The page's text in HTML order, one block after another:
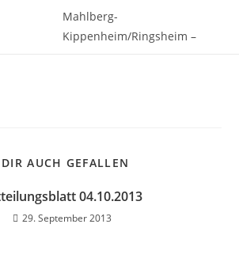
Mahlberg-
Kippenheim/Ringsheim –
AUCH GEFALLEN
04.10.2013
29. September 2013